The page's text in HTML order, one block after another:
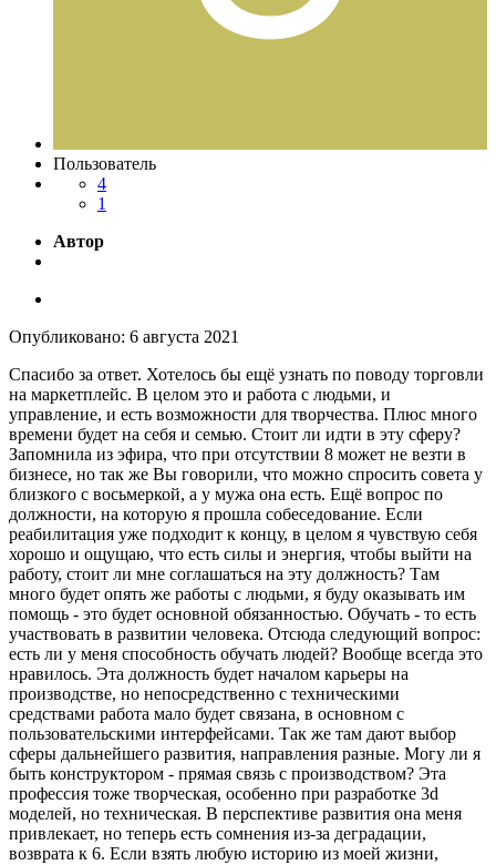
Пользователь
4
1
Автор
Опубликовано: 6 августа 2021
Спасибо за ответ. Хотелось бы ещё узнать по поводу торговли
на маркетплейс. В целом это и работа с людьми, и
управление, и есть возможности для творчества. Плюс много
времени будет на себя и семью. Стоит ли идти в эту сферу?
Запомнила из эфира, что при отсутствии 8 может не везти в
бизнесе, но так же Вы говорили, что можно спросить совета у
близкого с восьмеркой, а у мужа она есть. Ещё вопрос по
должности, на которую я прошла собеседование. Если
реабилитация уже подходит к концу, в целом я чувствую себя
хорошо и ощущаю, что есть силы и энергия, чтобы выйти на
работу, стоит ли мне соглашаться на эту должность? Там
много будет опять же работы с людьми, я буду оказывать им
помощь - это будет основной обязанностью. Обучать - то есть
участвовать в развитии человека. Отсюда следующий вопрос:
есть ли у меня способность обучать людей? Вообще всегда это
нравилось. Эта должность будет началом карьеры на
производстве, но непосредственно с техническими
средствами работа мало будет связана, в основном с
пользовательскими интерфейсами. Так же там дают выбор
сферы дальнейшего развития, направления разные. Могу ли я
быть конструктором - прямая связь с производством? Эта
профессия тоже творческая, особенно при разработке 3d
моделей, но техническая. В перспективе развития она меня
привлекает, но теперь есть сомнения из-за деградации,
возврата к 6. Если взять любую историю из моей жизни,